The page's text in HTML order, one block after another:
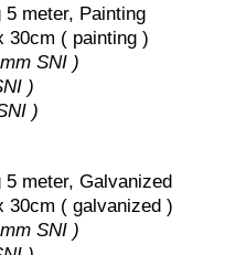
meter, Painting
30cm ( painting )
SNI )
)
)
meter, Galvanized
30cm ( galvanized )
SNI )